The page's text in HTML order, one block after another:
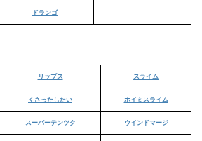
ドランゴ
リップス スライム
くさったしたい ホイミスライム
スーパーテンツク ウインドマージ